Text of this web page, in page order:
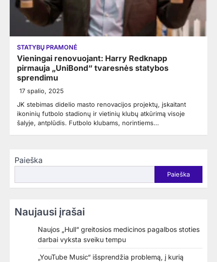
STATYBŲ PRAMONĖ
Vieningai renovuojant: Harry Redknapp
pirmauja „UniBond“ tvaresnės statybos
sprendimu
17 spalio, 2025
JK stebimas didelio masto renovacijos projektų, įskaitant
ikoninių futbolo stadionų ir vietinių klubų atkūrimą visoje
šalyje, antplūdis. Futbolo klubams, norintiems…
Paieška
Paieška
Naujausi įrašai
Naujos „Hull“ greitosios medicinos pagalbos stoties
darbai vyksta sveiku tempu
„YouTube Music“ išsprendžia problemą, į kurią